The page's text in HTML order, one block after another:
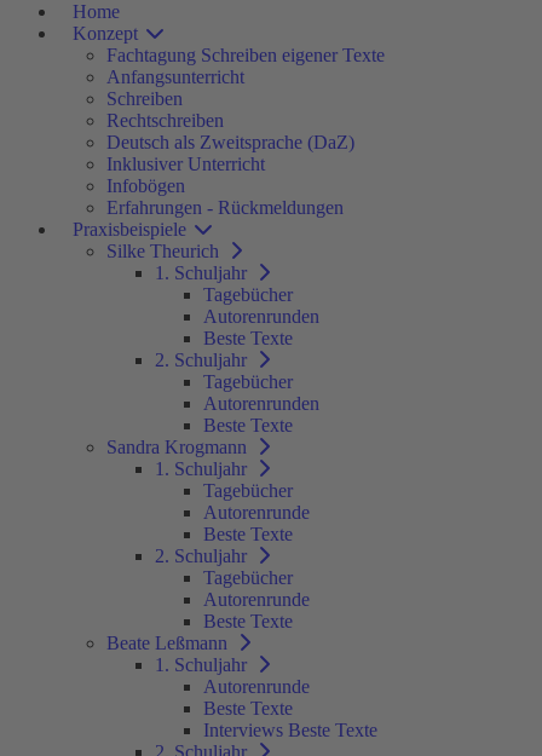
Home
Konzept
Fachtagung Schreiben eigener Texte
Anfangsunterricht
Schreiben
Rechtschreiben
Deutsch als Zweitsprache (DaZ)
Inklusiver Unterricht
Infobögen
Erfahrungen - Rückmeldungen
Praxisbeispiele
Silke Theurich
1. Schuljahr
Tagebücher
Autorenrunden
Beste Texte
2. Schuljahr
Tagebücher
Autorenrunden
Beste Texte
Sandra Krogmann
1. Schuljahr
Tagebücher
Autorenrunde
Beste Texte
2. Schuljahr
Tagebücher
Autorenrunde
Beste Texte
Beate Leßmann
1. Schuljahr
Autorenrunde
Beste Texte
Interviews Beste Texte
2. Schuljahr